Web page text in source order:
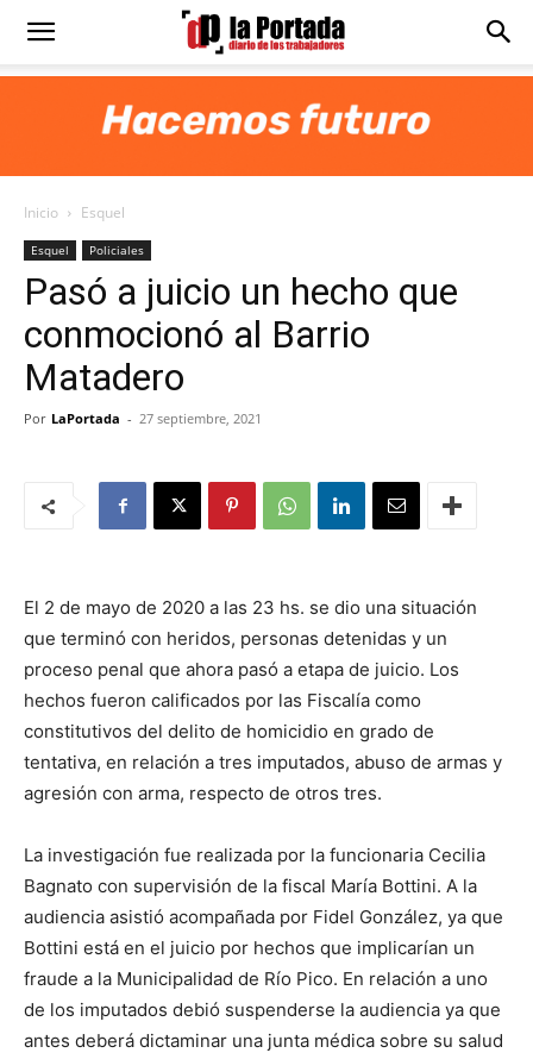
Diario
Portada
Inicio Esquel
Esquel Policiales
Pasó a juicio un hecho que
conmocionó al Barrio
Matadero
Por LaPortada - 27 septiembre, 2021
El 2 de mayo de 2020 a las 23 hs. se dio una situación
que terminó con heridos, personas detenidas y un
proceso penal que ahora pasó a etapa de juicio. Los
hechos fueron calificados por las Fiscalía como
constitutivos del delito de homicidio en grado de
tentativa, en relación a tres imputados, abuso de armas y
agresión con arma, respecto de otros tres.
La investigación fue realizada por la funcionaria Cecilia
Bagnato con supervisión de la fiscal María Bottini. A la
audiencia asistió acompañada por Fidel González, ya que
Bottini está en el juicio por hechos que implicarían un
fraude a la Municipalidad de Río Pico. En relación a uno
de los imputados debió suspenderse la audiencia ya que
antes deberá dictaminar una junta médica sobre su salud